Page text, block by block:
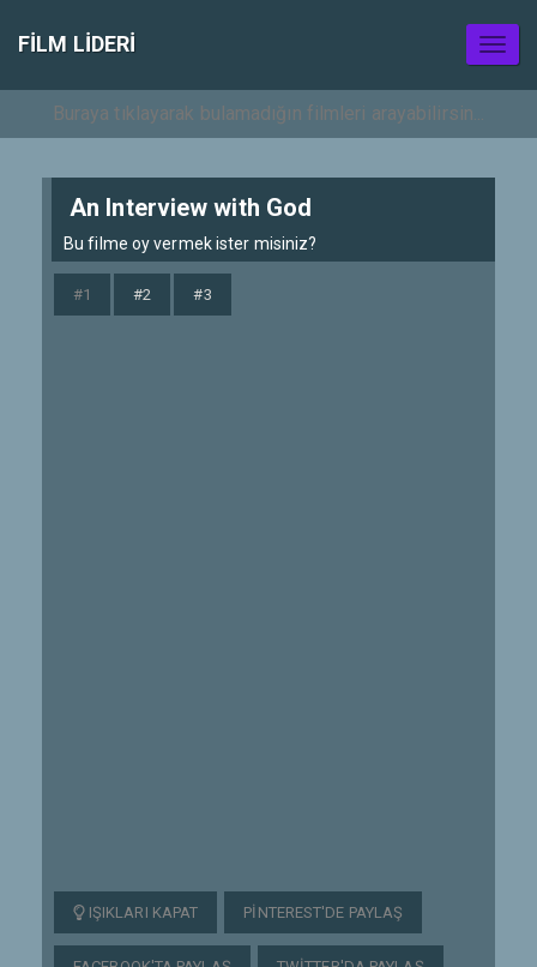
FILM LIDERI
An Interview with God
Bu filme oy vermek ister misiniz?
#1 #2 #3
IŞIKLARI KAPAT PINTEREST'DE PAYLAŞ